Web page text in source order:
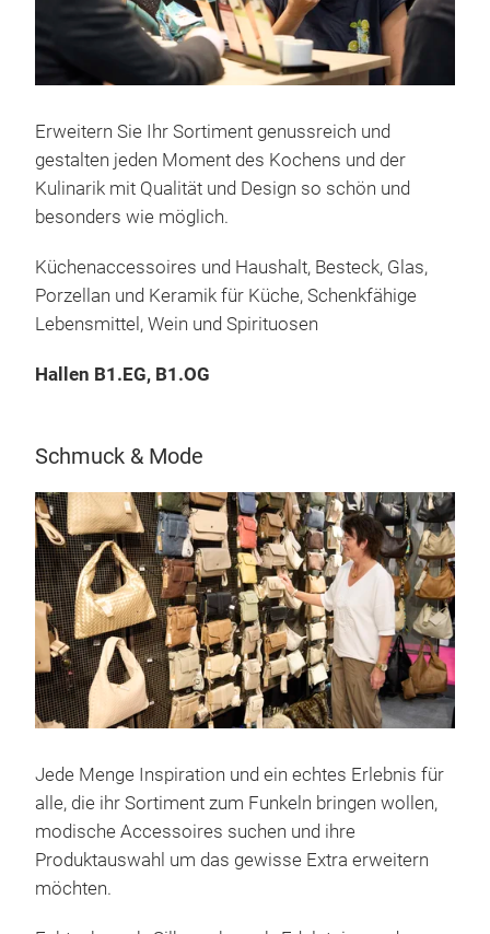
Erweitern Sie Ihr Sortiment genussreich und
gestalten jeden Moment des Kochens und der
Kulinarik mit Qualität und Design so schön und
besonders wie möglich.
Küchenaccessoires und Haushalt, Besteck, Glas,
Porzellan und Keramik für Küche, Schenkfähige
Lebensmittel, Wein und Spirituosen
Hallen B1.EG, B1.OG
Schmuck & Mode
Jede Menge Inspiration und ein echtes Erlebnis für
alle, die ihr Sortiment zum Funkeln bringen wollen,
modische Accessoires suchen und ihre
Produktauswahl um das gewisse Extra erweitern
möchten.